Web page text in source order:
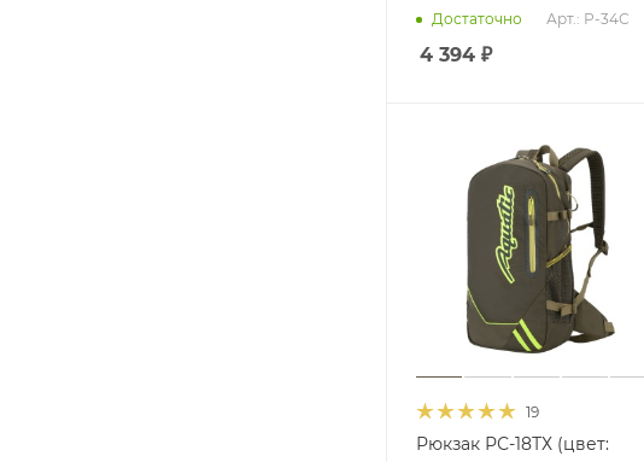
Достаточно Арт.: Р-34С
4 394 ₽
19
Рюкзак РС-18ТХ (цвет: